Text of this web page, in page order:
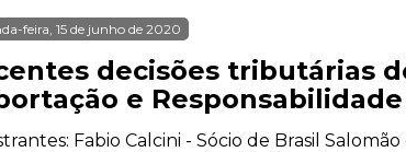
feira, 15 de junho de 2020
decisões tributárias
e
Fabio Calcini - Sócio de Brasil